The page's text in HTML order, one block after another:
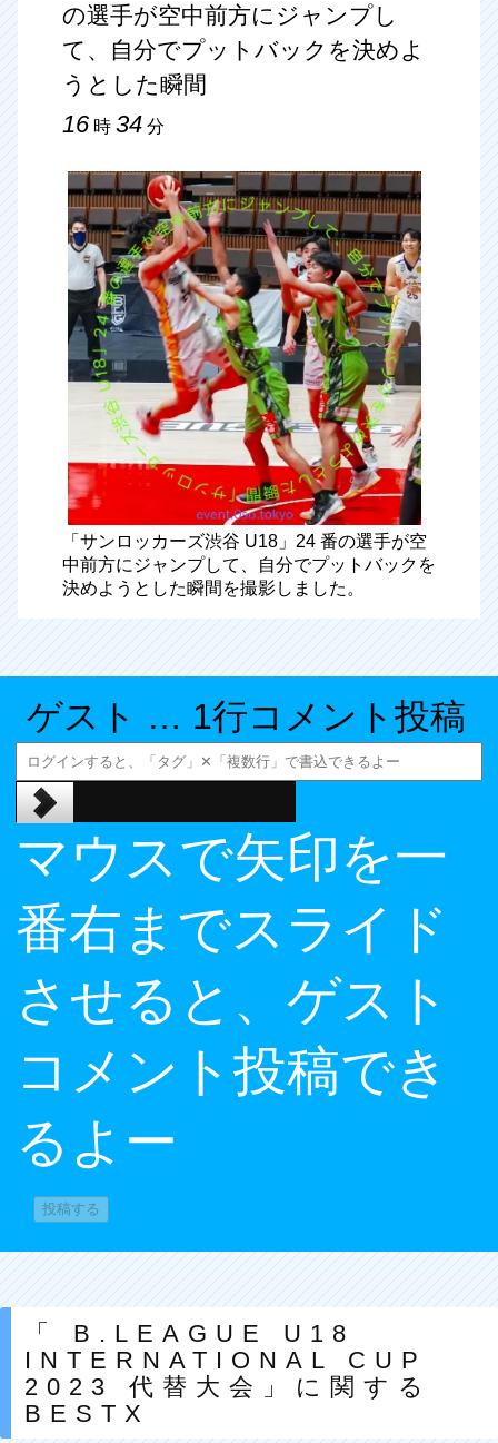
の選手が空中前方にジャンプし
て、自分でプットバックを決めよ
うとした瞬間
16 時 34 分
「サンロッカーズ渋谷 U18」24 番の選手が空
中前方にジャンプして、自分でプットバックを
決めようとした瞬間を撮影しました。
ゲスト … 1行コメント投稿
マウスで矢印を一
番右までスライド
させると、ゲスト
コメント投稿でき
るよー
「 B.LEAGUE U18
INTERNATIONAL CUP
2023 代替大会」に関する
BESTX